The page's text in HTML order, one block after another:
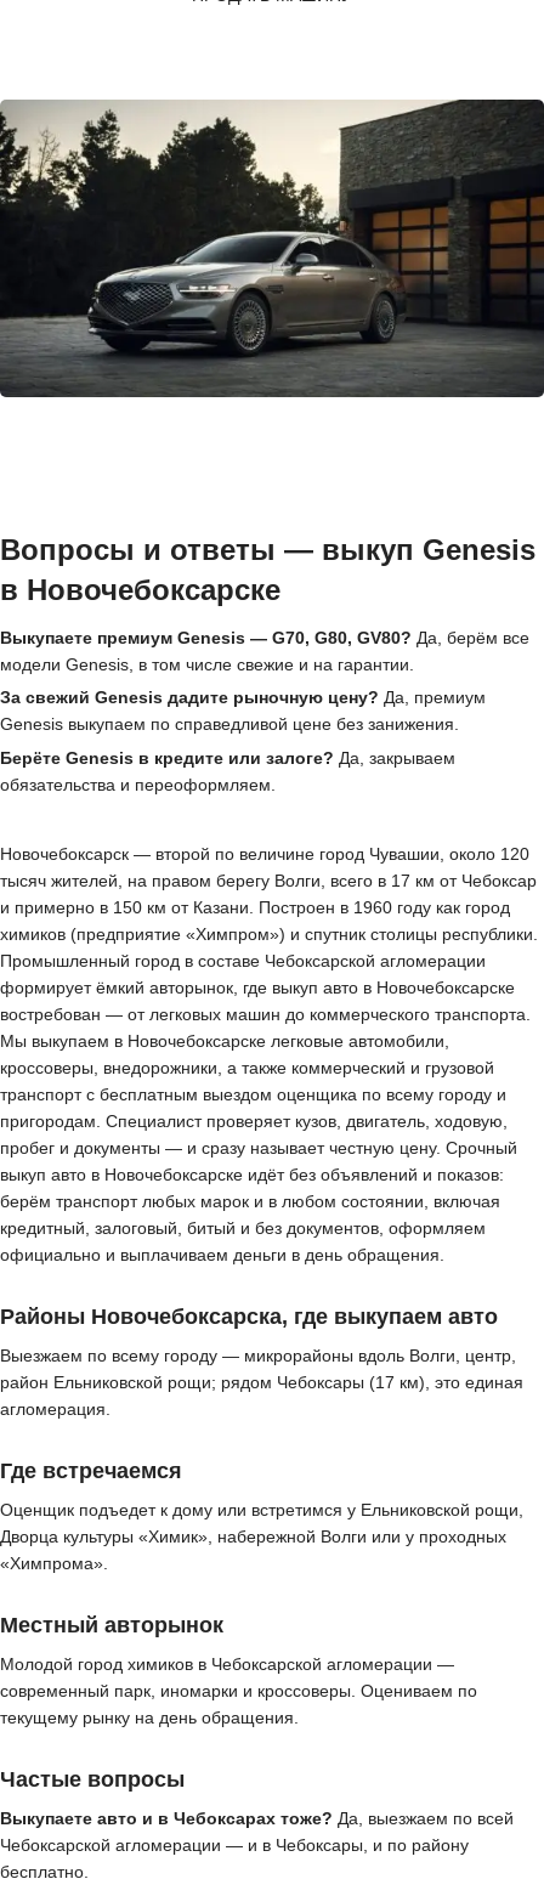
Вопросы и ответы — выкуп Genesis
в Новочебоксарске
Выкупаете премиум Genesis — G70, G80, GV80? Да, берём все
модели Genesis, в том числе свежие и на гарантии.
За свежий Genesis дадите рыночную цену? Да, премиум
Genesis выкупаем по справедливой цене без занижения.
Берёте Genesis в кредите или залоге? Да, закрываем
обязательства и переоформляем.
Новочебоксарск — второй по величине город Чувашии, около 120
тысяч жителей, на правом берегу Волги, всего в 17 км от Чебоксар
и примерно в 150 км от Казани. Построен в 1960 году как город
химиков (предприятие «Химпром») и спутник столицы республики.
Промышленный город в составе Чебоксарской агломерации
формирует ёмкий авторынок, где выкуп авто в Новочебоксарске
востребован — от легковых машин до коммерческого транспорта.
Мы выкупаем в Новочебоксарске легковые автомобили,
кроссоверы, внедорожники, а также коммерческий и грузовой
транспорт с бесплатным выездом оценщика по всему городу и
пригородам. Специалист проверяет кузов, двигатель, ходовую,
пробег и документы — и сразу называет честную цену. Срочный
выкуп авто в Новочебоксарске идёт без объявлений и показов:
берём транспорт любых марок и в любом состоянии, включая
кредитный, залоговый, битый и без документов, оформляем
официально и выплачиваем деньги в день обращения.
Районы Новочебоксарска, где выкупаем авто
Выезжаем по всему городу — микрорайоны вдоль Волги, центр,
район Ельниковской рощи; рядом Чебоксары (17 км), это единая
агломерация.
Где встречаемся
Оценщик подъедет к дому или встретимся у Ельниковской рощи,
Дворца культуры «Химик», набережной Волги или у проходных
«Химпрома».
Местный авторынок
Молодой город химиков в Чебоксарской агломерации —
современный парк, иномарки и кроссоверы. Оцениваем по
текущему рынку на день обращения.
Частые вопросы
Выкупаете авто и в Чебоксарах тоже? Да, выезжаем по всей
Чебоксарской агломерации — и в Чебоксары, и по району
бесплатно.